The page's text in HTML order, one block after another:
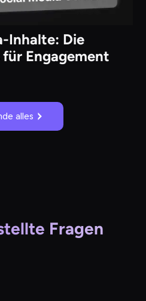
Inhalte: Die
Engagement
alles
Fragen